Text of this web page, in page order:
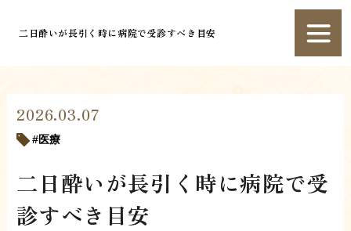
二日酔いが長引く時に病院で受診すべき目安
2026.03.07
医療
二日酔いが長引く時に病院で受
診すべき目安